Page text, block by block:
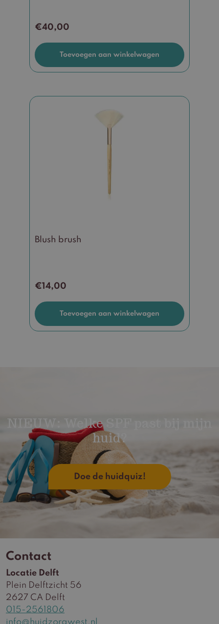
€40,00
Toevoegen aan winkelwagen
Blush brush
€14,00
Toevoegen aan winkelwagen
NIEUW: Welke SPF past bij mijn
huid?
Doe de huidquiz!
Contact
Locatie Delft
Plein Delftzicht 56
2627 CA Delft
015-2561806
info@huidzorgwest.nl